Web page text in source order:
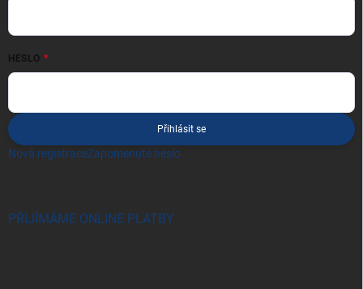
HESLO
Přihlásit se
Nová registraceZapomenuté heslo
PŘIJÍMÁME ONLINE PLATBY